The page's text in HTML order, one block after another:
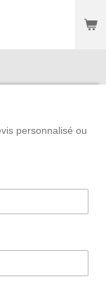
personnalisé ou